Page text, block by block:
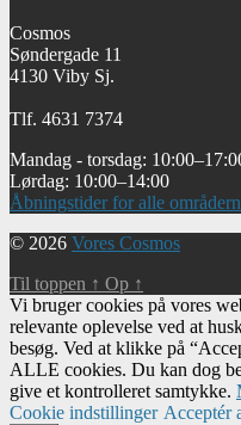
Cosmos
Søndergade 11
4130 Viby Sj.
Tlf. 4631 7374
Mandag - torsdag:
Lørdag: 10:00–14:00
Åbningstider for alle
© 2026 Vores Cosmos
Til toppen ↑ Op ↑
Vi bruger cookies på vores
relevante oplevelse ved at
besøg. Ved at klikke på
ALLE cookies. Du kan dog
give et kontrolleret samtykke.
Cookie indstillinger Acceptér